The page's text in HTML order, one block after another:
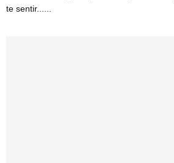
te sentir......